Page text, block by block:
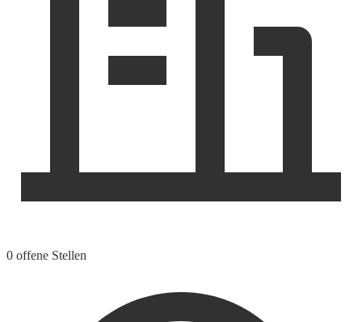
0 offene Stellen